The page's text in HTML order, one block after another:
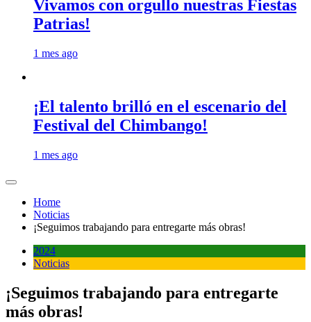
Vivamos con orgullo nuestras Fiestas
Patrias!
1 mes ago
¡El talento brilló en el escenario del
Festival del Chimbango!
1 mes ago
Home
Noticias
¡Seguimos trabajando para entregarte más obras!
2024
Noticias
¡Seguimos trabajando para entregarte
más obras!